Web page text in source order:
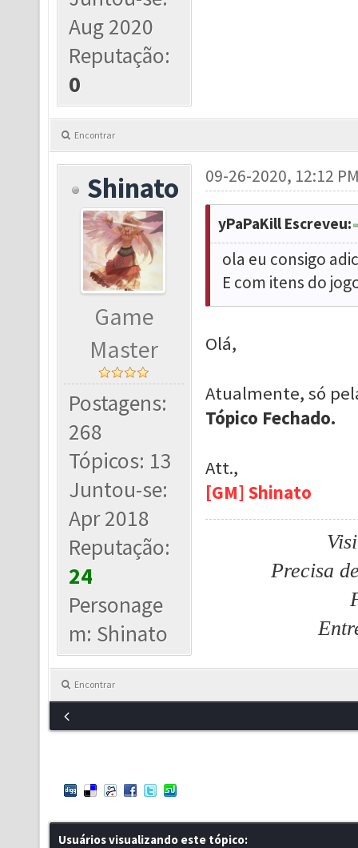
Aug 2020
Reputação:
0
Encontrar
Shinato
Game
Master
Postagens:
268
Tópicos: 13
Juntou-se:
Apr 2018
Reputação:
24
Personage
m: Shinato
09-26-2020, 12:12
yPaPaKill Escreveu:
ola eu consigo
E com itens do
Olá,
Atualmente, só
Tópico Fechado.
Att.,
[GM] Shinato
Precisa
Encontrar
Usuários visualizando este tópico: